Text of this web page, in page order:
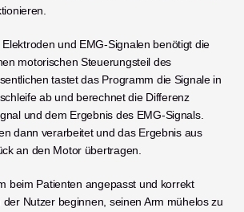
und EMG-Signalen benötigt die
motorischen Steuerungsteil des
tastet das Programm die Signale in
ab und berechnet die Differenz
und dem Ergebnis des EMG-Signals.
dann verarbeitet und das Ergebnis aus
an den Motor übertragen.
beim Patienten angepasst und korrekt
Nutzer beginnen, seinen Arm mühelos zu